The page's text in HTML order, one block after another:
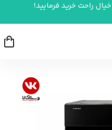
راحت خرید فرمایید!